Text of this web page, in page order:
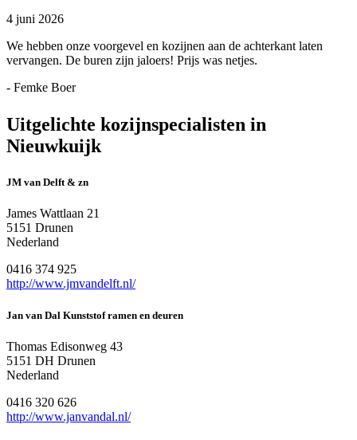
4 juni 2026
We hebben onze voorgevel en kozijnen aan de achterkant laten
vervangen. De buren zijn jaloers! Prijs was netjes.
- Femke Boer
Uitgelichte kozijnspecialisten in
Nieuwkuijk
JM van Delft & zn
James Wattlaan 21
5151 Drunen
Nederland
0416 374 925
http://www.jmvandelft.nl/
Jan van Dal Kunststof ramen en deuren
Thomas Edisonweg 43
5151 DH Drunen
Nederland
0416 320 626
http://www.janvandal.nl/